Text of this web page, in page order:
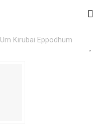
Um Kirubai Eppodhum